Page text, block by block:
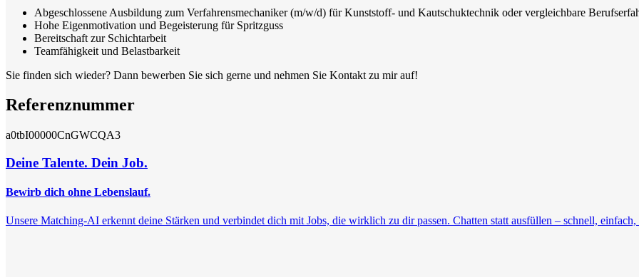
Abgeschlossene Ausbildung zum Verfahrensmechaniker (m/w/d) für Kunststoff- und Kautschuktechnik oder vergleichbare
Hohe Eigenmotivation und Begeisterung für Spritzguss
Bereitschaft zur Schichtarbeit
Teamfähigkeit und Belastbarkeit
Sie finden sich wieder? Dann bewerben Sie sich gerne und nehmen Sie Kontakt zu mir auf!
Referenznummer
a0tbI00000CnGWCQA3
Deine Talente. Dein Job.
Bewirb dich ohne Lebenslauf.
Unsere Matching-AI erkennt deine Stärken und verbindet dich mit Jobs, die wirklich zu dir passen. Chatten statt ausfüllen – schnell, einfach,